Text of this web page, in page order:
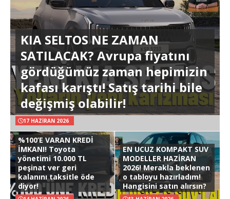
KIA SELTOS NE ZAMAN
SATILACAK? Avrupa fiyatını
gördüğümüz zaman hepimizin
kafası karıştı! Satış tarihi bile
değişmiş olabilir!
17 HAZIRAN 2026
%100’E VARAN KREDİ
İMKANI! Toyota
yönetimi 10.000 TL
peşinat ver geri
kalanını taksitle öde
diyor!
EN UCUZ KOMPAKT SUV
MODELLER HAZİRAN
2026! Merakla beklenen
o tabloyu hazırladım!
Hangisini satın alırsın?